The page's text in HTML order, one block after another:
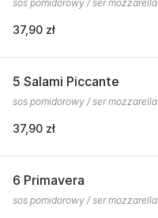
sos pomidorowy / ser
37,90 zł
5 Salami Piccante
sos pomidorowy / ser
37,90 zł
6 Primavera
sos pomidorowy / ser